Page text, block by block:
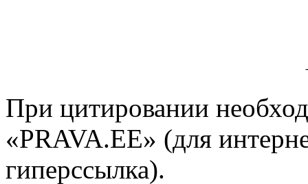
При цитировании
«PRAVA.EE» (для
гиперссылка).